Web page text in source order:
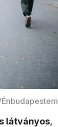
látványos,